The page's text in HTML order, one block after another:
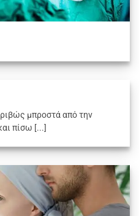
μπροστά από την
πίσω [...]